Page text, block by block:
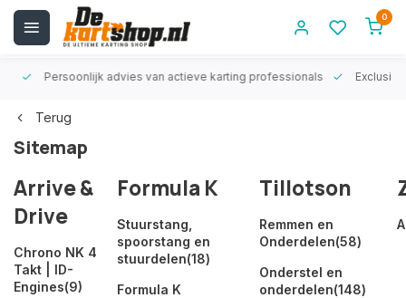
0
Persoonlijk advies van actieve karting professionals
Terug
Sitemap
Arrive &
Drive
Chrono NK 4
Takt | ID-
Engines(9)
Formula K
Stuurstang,
spoorstang en
stuurdelen(18)
Formula K
Tillotson
Remmen en
Onderdelen(58)
Onderstel en
onderdelen(148)